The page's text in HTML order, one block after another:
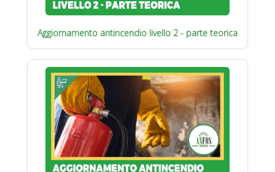
Aggiornamento antincendio livello 2 - parte teorica